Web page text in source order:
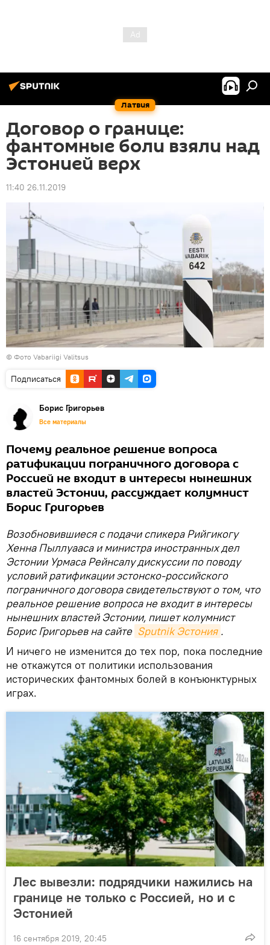
Латвия
Договор о границе:
фантомные боли взяли над
Эстонией верх
11:40 26.11.2019
© Фото Vabariigi Valitsus
Подписаться
Борис Григорьев
Все материалы
Почему реальное решение вопроса
ратификации пограничного договора с
Россией не входит в интересы нынешних
властей Эстонии, рассуждает колумнист
Борис Григорьев
Возобновившиеся с подачи спикера Рийгикогу
Хенна Пыллуааса и министра иностранных дел
Эстонии Урмаса Рейнсалу дискуссии по поводу
условий ратификации эстонско-российского
пограничного договора свидетельствуют о том, что
реальное решение вопроса не входит в интересы
нынешних властей Эстонии, пишет колумнист
Борис Григорьев на сайте Sputnik Эстония .
И ничего не изменится до тех пор, пока последние
не откажутся от политики использования
исторических фантомных болей в конъюнктурных
играх.
Лес вывезли: подрядчики нажились на
границе не только с Россией, но и с
Эстонией
16 сентября 2019, 20:45